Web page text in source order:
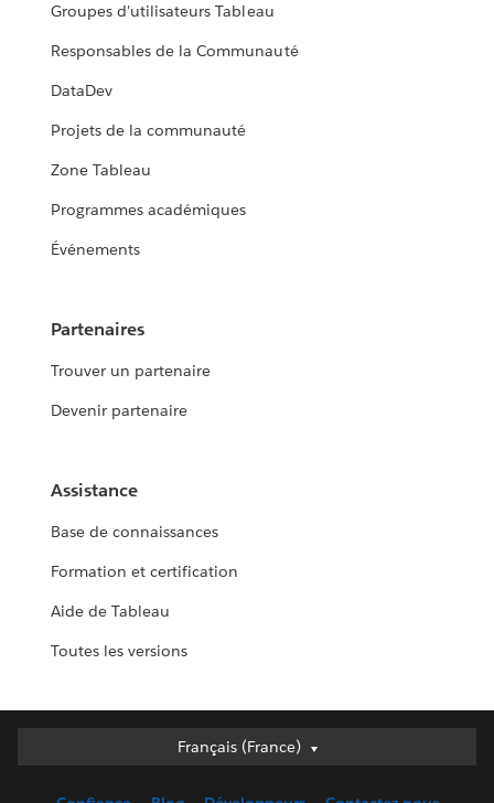
Groupes d'utilisateurs Tableau
Responsables de la Communauté
DataDev
Projets de la communauté
Zone Tableau
Programmes académiques
Événements
Partenaires
Trouver un partenaire
Devenir partenaire
Assistance
Base de connaissances
Formation et certification
Aide de Tableau
Toutes les versions
Français (France)
Français (France)